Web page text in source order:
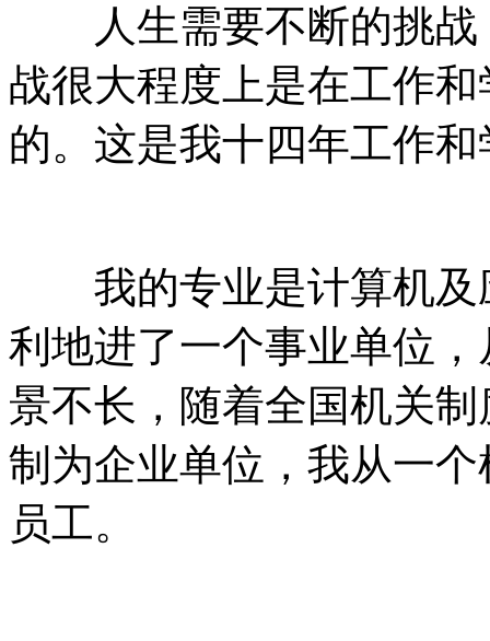
人生需要不断的挑战
战很大程度上是在工作
的。这是我十四年工作
我的专业是计算机及
利地进了一个事业单位
景不长，随着全国机关
制为企业单位，我从一
员工。